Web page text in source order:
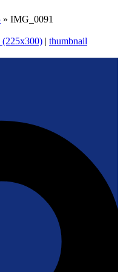
» IMG_0091
(225x300) | thumbnail